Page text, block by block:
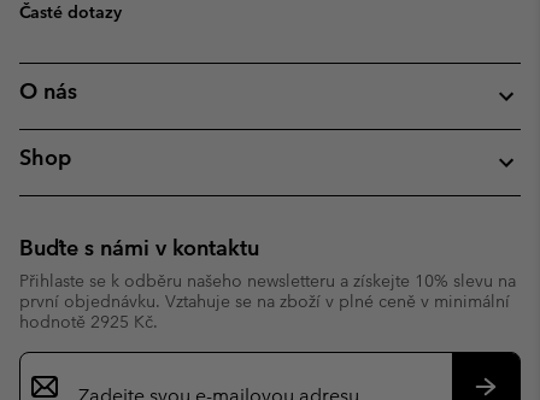
Časté dotazy
O nás
Shop
Buďte s námi v kontaktu
Přihlaste se k odběru našeho newsletteru a získejte 10% slevu na
první objednávku. Vztahuje se na zboží v plné ceně v minimální
hodnotě 2925 Kč.
Přihlášení